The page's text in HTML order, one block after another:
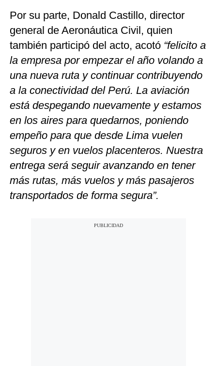
Por su parte, Donald Castillo, director
general de Aeronáutica Civil, quien
también participó del acto, acotó “felicito a
la empresa por empezar el año volando a
una nueva ruta y continuar contribuyendo
a la conectividad del Perú. La aviación
está despegando nuevamente y estamos
en los aires para quedarnos, poniendo
empeño para que desde Lima vuelen
seguros y en vuelos placenteros. Nuestra
entrega será seguir avanzando en tener
más rutas, más vuelos y más pasajeros
transportados de forma segura”.